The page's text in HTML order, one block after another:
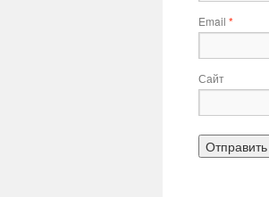
Email *
Сайт